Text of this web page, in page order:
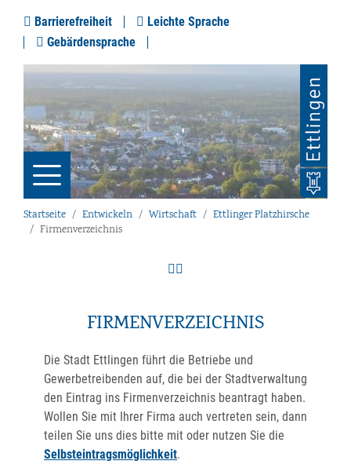
Barrierefreiheit
Leichte Sprache
Gebärdensprache
Startseite Entwickeln Wirtschaft
Ettlinger Platzhirsche
Firmenverzeichnis
FIRMENVERZEICHNIS
Die Stadt Ettlingen führt die Betriebe und
Gewerbetreibenden auf, die bei der Stadtverwaltung
den Eintrag ins Firmenverzeichnis beantragt haben.
Wollen Sie mit Ihrer Firma auch vertreten sein, dann
teilen Sie uns dies bitte mit oder nutzen Sie die
Selbsteintragsmöglichkeit.